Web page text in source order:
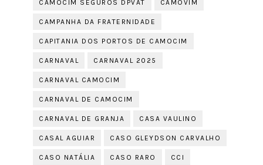
CAMOCIM SEGUROS DPVAT CAMOVIM
CAMPANHA DA FRATERNIDADE
CAPITANIA DOS PORTOS DE CAMOCIM
CARNAVAL CARNAVAL 2025
CARNAVAL CAMOCIM
CARNAVAL DE CAMOCIM
CARNAVAL DE GRANJA CASA VAULINO
CASAL AGUIAR CASO GLEYDSON CARVALHO
CASO NATÁLIA CASO RARO CCI